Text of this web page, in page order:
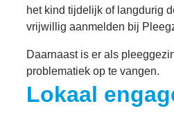
het kind tijdelijk of langdurig
vrijwillig aanmelden bij
Daarnaast is er als
problematiek op te vangen.
Lokaal